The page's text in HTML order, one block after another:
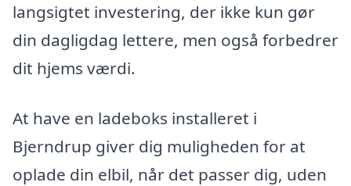
langsigtet investering, der ikke kun gør
din dagligdag lettere, men også forbedrer
dit hjems værdi.
At have en ladeboks installeret i
Bjerndrup giver dig muligheden for at
oplade din elbil, når det passer dig, uden